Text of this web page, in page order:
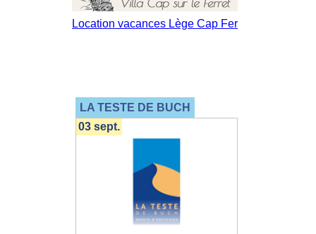
LA TESTE DE BUCH
03 sept.